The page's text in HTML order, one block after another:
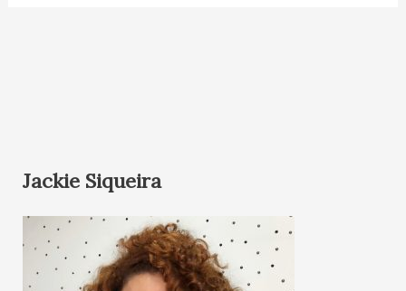
Jackie Siqueira